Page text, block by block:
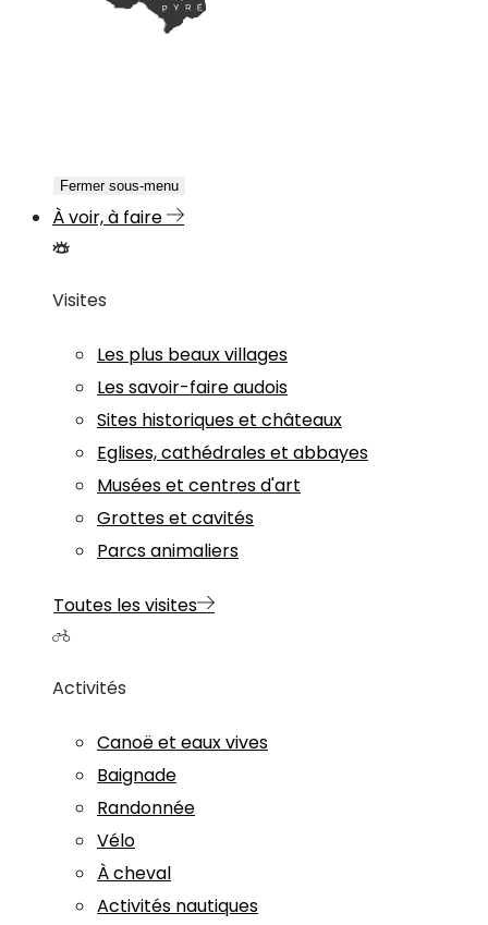
Fermer sous-menu
À voir, à faire
Visites
Les plus beaux villages
Les savoir-faire audois
Sites historiques et châteaux
Eglises, cathédrales et abbayes
Musées et centres d'art
Grottes et cavités
Parcs animaliers
Toutes les visites
Activités
Canoë et eaux vives
Baignade
Randonnée
Vélo
À cheval
Activités nautiques